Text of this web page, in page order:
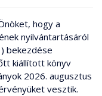
hogy a
nyilvántartásáról
bekezdése
kiállított könyv
2026. augusztus
vesztik.